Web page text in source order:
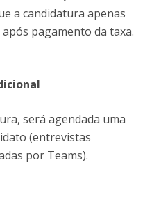
a candidatura apenas
pagamento da taxa.
será agendada uma
(entrevistas
por Teams).